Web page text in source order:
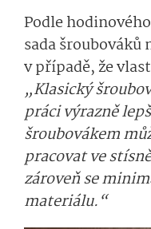
Podle
sada šroubováků
v případě, že
„Klasický
práci výrazně
šroubovákem
pracovat ve
zároveň se
materiálu.“